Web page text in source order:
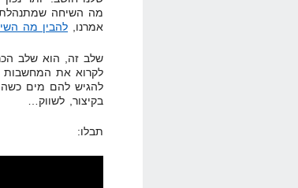
מה השיחה
אמרנו, להבין מה
שלב זה, הוא שלב
לקרוא את המחשבות
להגיש להם מים
בקיצור, לשווק…
תבלו: